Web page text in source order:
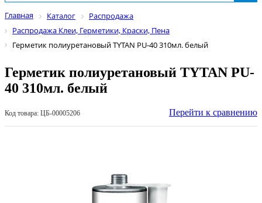
Главная Каталог
Распродажа
Распродажа Клеи, Герметики, Краски, Пена
Герметик полиуретановый TYTAN PU-40 310мл. белый
Герметик полиуретановый TYTAN PU-
40 310мл. белый
Код товара: ЦБ-00005206 Перейти к сравнению